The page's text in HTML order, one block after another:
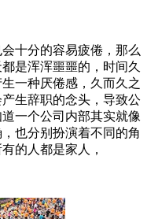
十分的容易疲倦，那么
是浑浑噩噩的，时间久
一种厌倦感，久而久之
生辞职的念头，导致公
一个公司内部其实就像
也分别扮演着不同的角
的人都是家人，